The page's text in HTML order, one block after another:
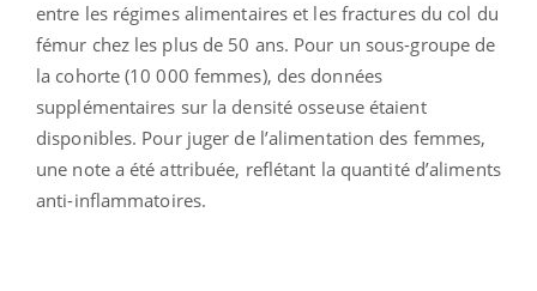
entre les régimes alimentaires et les fractures du col du
fémur chez les plus de 50 ans. Pour un sous-groupe de
la cohorte (10 000 femmes), des données
supplémentaires sur la densité osseuse étaient
disponibles. Pour juger de l’alimentation des femmes,
une note a été attribuée, reflétant la quantité d’aliments
anti-inflammatoires.